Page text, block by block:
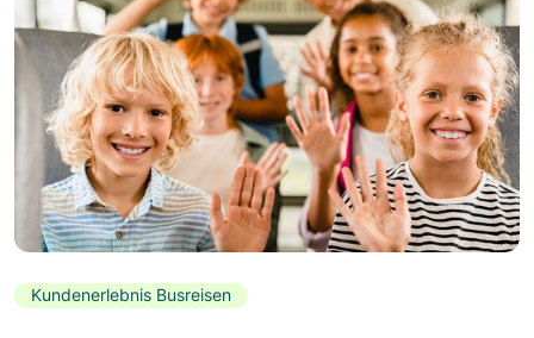
Kundenerlebnis Busreisen